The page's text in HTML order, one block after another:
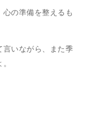
の準備を整えるも
言いながら、また季